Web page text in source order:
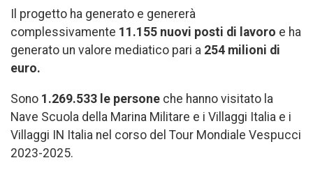
Il progetto ha generato e genererà
complessivamente 11.155 nuovi posti di lavoro e ha
generato un valore mediatico pari a 254 milioni di
euro.
Sono 1.269.533 le persone che hanno visitato la
Nave Scuola della Marina Militare e i Villaggi Italia e i
Villaggi IN Italia nel corso del Tour Mondiale Vespucci
2023-2025.